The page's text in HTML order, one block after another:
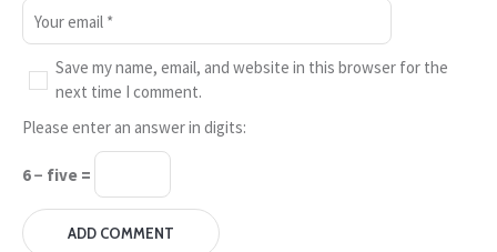
Save my name, email, and website in this browser for the
next time I comment.
Please enter an answer in digits:
6 − five =